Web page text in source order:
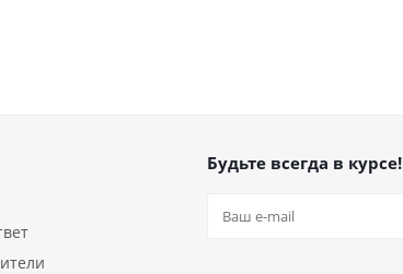
Будьте всегда в курсе!